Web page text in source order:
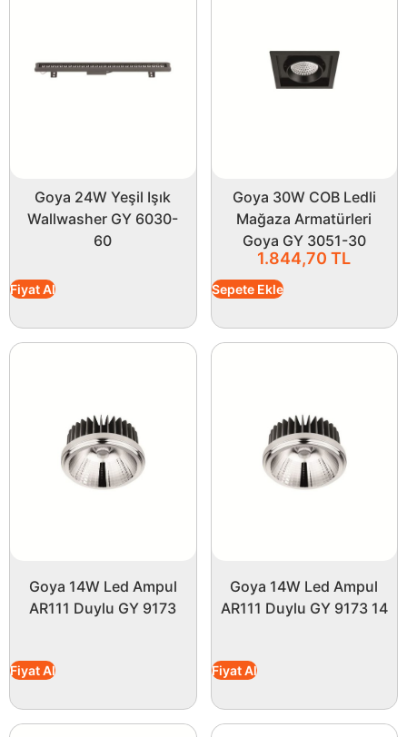
Goya 24W Yeşil Işık
Wallwasher GY 6030-
60
Fiyat Al
Goya 30W COB Ledli
Mağaza Armatürleri
Goya GY 3051-30
1.844,70 TL
Sepete Ekle
Goya 14W Led Ampul
AR111 Duylu GY 9173
Fiyat Al
Goya 14W Led Ampul
AR111 Duylu GY 9173 14
Fiyat Al